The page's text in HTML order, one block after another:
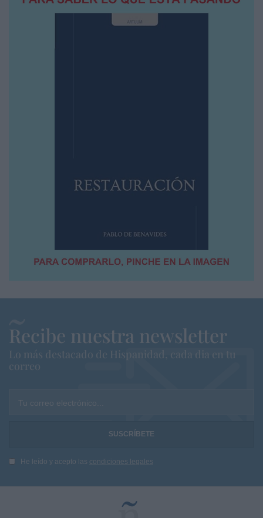
Recibe nuestra newsletter
Lo más destacado de Hispanidad, cada dia en tu
correo
Tu correo electrónico...
He leído y acepto las condiciones legales